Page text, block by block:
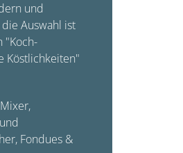
und
Auswahl ist
"Koch-
Köstlichkeiten"
Fondues &